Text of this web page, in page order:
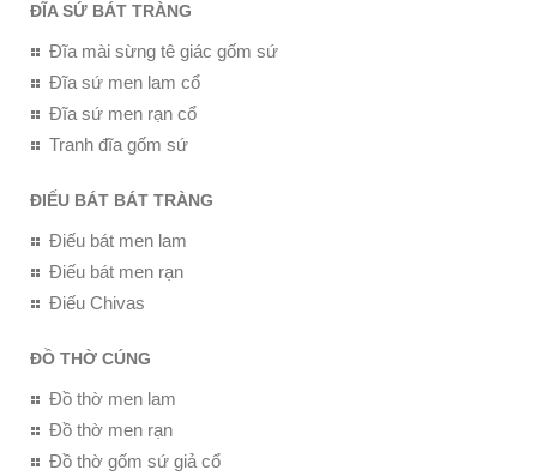
ĐĨA SỨ BÁT TRÀNG
Đĩa mài sừng tê giác gốm sứ
Đĩa sứ men lam cổ
Đĩa sứ men rạn cổ
Tranh đĩa gốm sứ
ĐIẾU BÁT BÁT TRÀNG
Điếu bát men lam
Điếu bát men rạn
Điếu Chivas
ĐỒ THỜ CÚNG
Đồ thờ men lam
Đồ thờ men rạn
Đồ thờ gốm sứ giả cổ